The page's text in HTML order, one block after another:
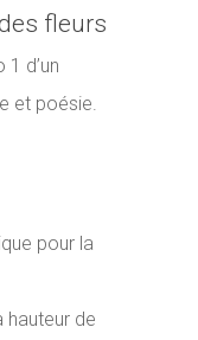
fleurs
d’un
et poésie.
pour la
hauteur de